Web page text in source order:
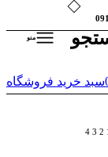
منو
سبد خرید فروشگاه
2
3
4